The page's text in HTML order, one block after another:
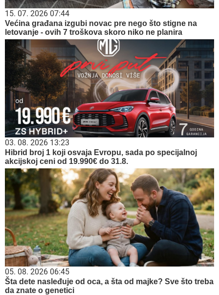
15. 07. 2026 07:44
Većina građana izgubi novac pre nego što stigne na
letovanje - ovih 7 troškova skoro niko ne planira
03. 08. 2026 13:23
Hibrid broj 1 koji osvaja Evropu, sada po specijalnoj
akcijskoj ceni od 19.990€ do 31.8.
05. 08. 2026 06:45
Šta dete nasleđuje od oca, a šta od majke? Sve što treba
da znate o genetici